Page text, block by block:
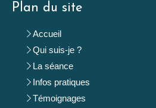
Plan du site
Accueil
Qui suis-je ?
La séance
Infos pratiques
Témoignages